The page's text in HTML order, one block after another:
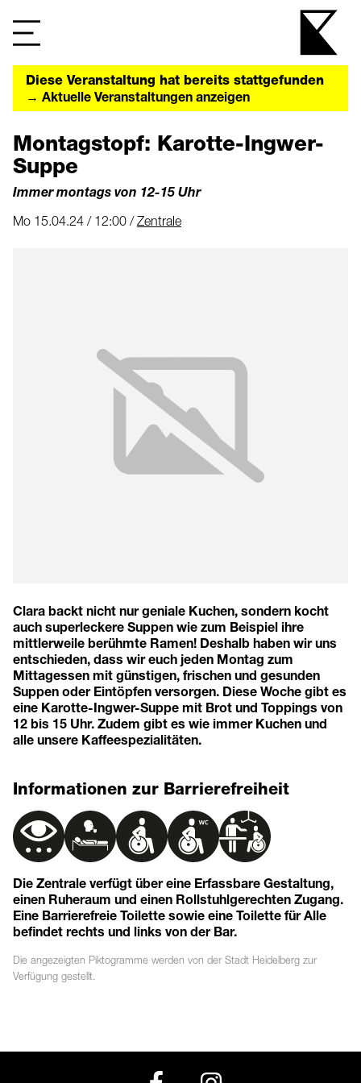
Diese Veranstaltung hat bereits stattgefunden
→ Aktuelle Veranstaltungen anzeigen
Montagstopf: Karotte-Ingwer-
Suppe
Immer montags von 12-15 Uhr
Mo 15.04.24 / 12:00 /Zentrale
Clara backt nicht nur geniale Kuchen, sondern kocht
auch superleckere Suppen wie zum Beispiel ihre
mittlerweile berühmte Ramen! Deshalb haben wir uns
entschieden, dass wir euch jeden Montag zum
Mittagessen mit günstigen, frischen und gesunden
Suppen oder Eintöpfen versorgen. Diese Woche gibt es
eine Karotte-Ingwer-Suppe mit Brot und Toppings von
12 bis 15 Uhr. Zudem gibt es wie immer Kuchen und
alle unsere Kaffeespezialitäten.
Informationen zur Barrierefreiheit
Die Zentrale verfügt über eine Erfassbare Gestaltung,
einen Ruheraum und einen Rollstuhlgerechten Zugang.
Eine Barrierefreie Toilette sowie eine Toilette für Alle
befindet rechts und links von der Bar.
Die angezeigten Piktogramme werden von der Stadt Heidelberg zur
Verfügung gestellt.